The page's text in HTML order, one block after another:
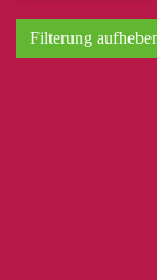
Filterung